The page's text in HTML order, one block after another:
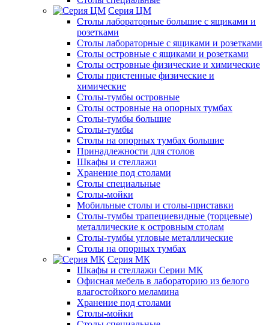
Серия ЦМ
Столы лабораторные большие с ящиками и
розетками
Столы лабораторные с ящиками и розетками
Столы островные с ящиками и розетками
Столы островные физические и химические
Столы пристенные физические и
химические
Столы-тумбы островные
Столы островные на опорных тумбах
Столы-тумбы большие
Столы-тумбы
Столы на опорных тумбах большие
Принадлежности для столов
Шкафы и стеллажи
Хранение под столами
Столы специальные
Столы-мойки
Мобильные столы и столы-приставки
Столы-тумбы трапециевидные (торцевые)
металлические к островным столам
Столы-тумбы угловые металлические
Столы на опорных тумбах
Серия МК
Шкафы и стеллажи Серии МК
Офисная мебель в лабораторию из белого
влагостойкого меламина
Хранение под столами
Столы-мойки